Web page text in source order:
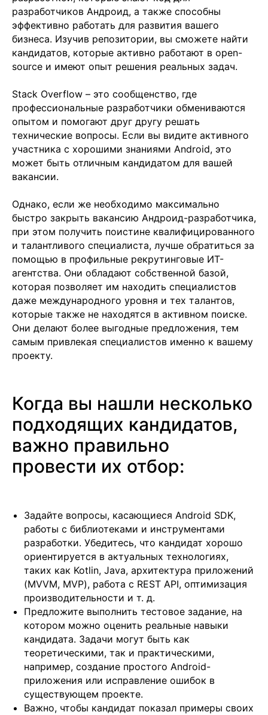
разработчиков Андроид, а также способны
эффективно работать для развития вашего
бизнеса. Изучив репозитории, вы сможете найти
кандидатов, которые активно работают в open-
source и имеют опыт решения реальных задач.
Stack Overflow – это сообщенство, где
профессиональные разработчики обмениваются
опытом и помогают друг другу решать
технические вопросы. Если вы видите активного
участника с хорошими знаниями Android, это
может быть отличным кандидатом для вашей
вакансии.
Однако, если же необходимо максимально
быстро закрыть вакансию Андроид-разработчика,
при этом получить поистине квалифицированного
и талантливого специалиста, лучше обратиться за
помощью в профильные рекрутинговые ИТ-
агентства. Они обладают собственной базой,
которая позволяет им находить специалистов
даже международного уровня и тех талантов,
которые также не находятся в активном поиске.
Они делают более выгодные предложения, тем
самым привлекая специалистов именно к вашему
проекту.
Когда вы нашли несколько
подходящих кандидатов,
важно правильно
провести их отбор:
Задайте вопросы, касающиеся Android SDK,
работы с библиотеками и инструментами
разработки. Убедитесь, что кандидат хорошо
ориентируется в актуальных технологиях,
таких как Kotlin, Java, архитектура приложений
(MVVM, MVP), работа с REST API, оптимизация
производительности и т. д.
Предложите выполнить тестовое задание, на
котором можно оценить реальные навыки
кандидата. Задачи могут быть как
теоретическими, так и практическими,
например, создание простого Android-
приложения или исправление ошибок в
существующем проекте.
Важно, чтобы кандидат показал примеры своих
Подобрать специалиста?
+7
Отправить заявку
Мы направим вам коммерческое
предложение в течении часа!
Заполняя данную форму, вы даете Согласие на
обработку Персональных данных
Политикой в отношении обработки персональных
данных